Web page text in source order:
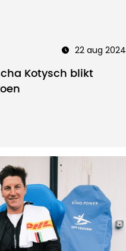
22 aug 2024
Kotysch blikt